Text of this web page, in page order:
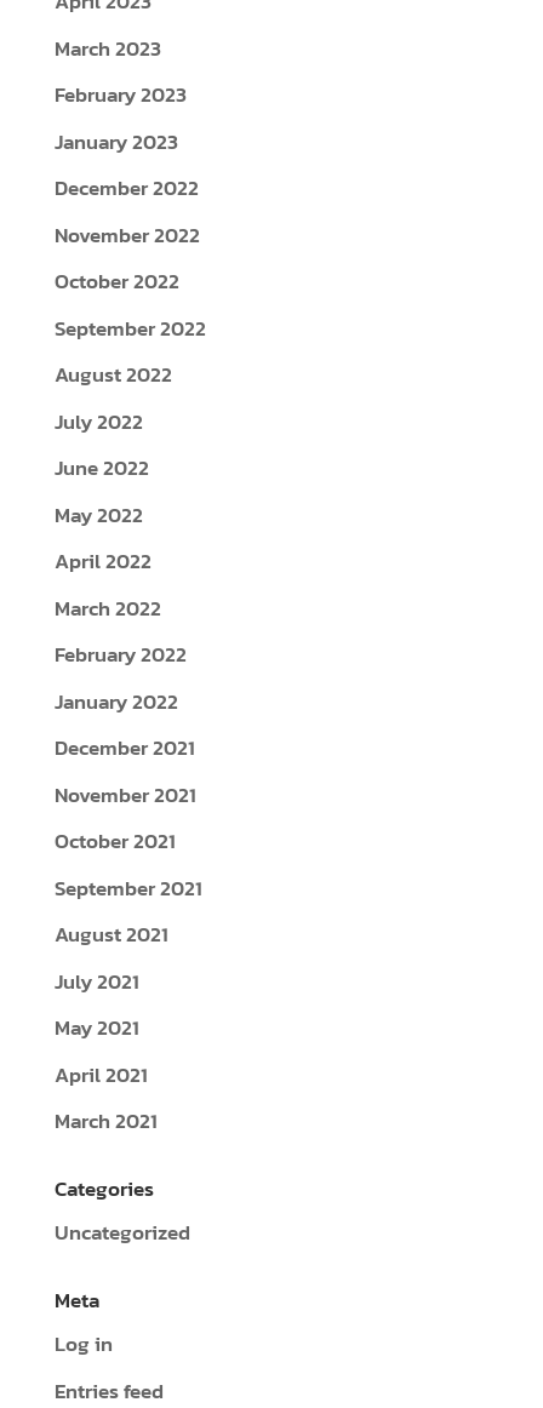
March 2023
February 2023
January 2023
December 2022
November 2022
October 2022
September 2022
August 2022
July 2022
June 2022
May 2022
April 2022
March 2022
February 2022
January 2022
December 2021
November 2021
October 2021
September 2021
August 2021
July 2021
May 2021
April 2021
March 2021
Categories
Uncategorized
Meta
Log in
Entries feed